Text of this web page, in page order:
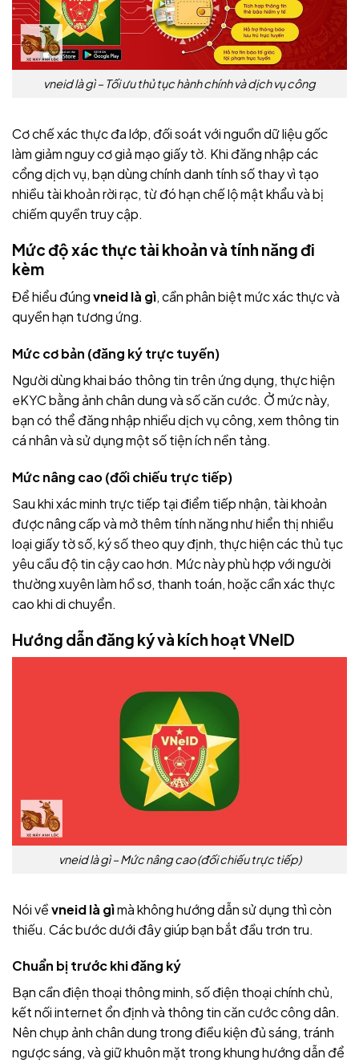
vneid là gì – Tối ưu thủ tục hành chính và dịch vụ công
Cơ chế xác thực đa lớp, đối soát với nguồn dữ liệu gốc
làm giảm nguy cơ giả mạo giấy tờ. Khi đăng nhập các
cổng dịch vụ, bạn dùng chính danh tính số thay vì tạo
nhiều tài khoản rời rạc, từ đó hạn chế lộ mật khẩu và bị
chiếm quyền truy cập.
Mức độ xác thực tài khoản và tính năng đi
kèm
Để hiểu đúngvneid là gì, cần phân biệt mức xác thực và
quyền hạn tương ứng.
Mức cơ bản (đăng ký trực tuyến)
Người dùng khai báo thông tin trên ứng dụng, thực hiện
eKYC bằng ảnh chân dung và số căn cước. Ở mức này,
bạn có thể đăng nhập nhiều dịch vụ công, xem thông tin
cá nhân và sử dụng một số tiện ích nền tảng.
Mức nâng cao (đối chiếu trực tiếp)
Sau khi xác minh trực tiếp tại điểm tiếp nhận, tài khoản
được nâng cấp và mở thêm tính năng như hiển thị nhiều
loại giấy tờ số, ký số theo quy định, thực hiện các thủ tục
yêu cầu độ tin cậy cao hơn. Mức này phù hợp với người
thường xuyên làm hồ sơ, thanh toán, hoặc cần xác thực
cao khi di chuyển.
Hướng dẫn đăng ký và kích hoạt VNeID
vneid là gì – Mức nâng cao (đối chiếu trực tiếp)
Nói vềvneid là gìmà không hướng dẫn sử dụng thì còn
thiếu. Các bước dưới đây giúp bạn bắt đầu trơn tru.
Chuẩn bị trước khi đăng ký
Bạn cần điện thoại thông minh, số điện thoại chính chủ,
kết nối internet ổn định và thông tin căn cước công dân.
Nên chụp ảnh chân dung trong điều kiện đủ sáng, tránh
ngược sáng, và giữ khuôn mặt trong khung hướng dẫn để